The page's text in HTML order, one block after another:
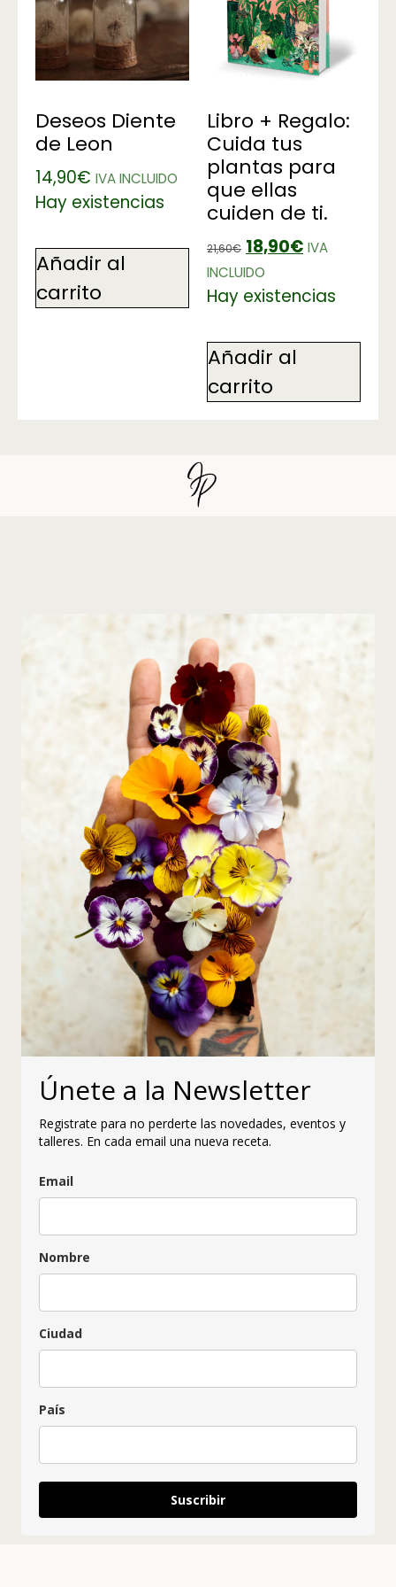
Deseos Diente
de Leon
14,90€ IVA INCLUIDO
Hay existencias
Añadir al
carrito
Libro + Regalo:
Cuida tus
plantas para
que ellas
cuiden de ti.
21,60€ 18,90€ IVA
INCLUIDO
Hay existencias
Añadir al
carrito
Únete a la Newsletter
Registrate para no perderte las novedades, eventos y
talleres. En cada email una nueva receta.
Email
Nombre
Ciudad
País
Suscribir